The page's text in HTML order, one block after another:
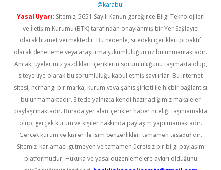
@karabul
Yasal Uyarı: Sitemiz, 5651 Sayılı Kanun gereğince Bilgi Teknolojileri
ve İletişim Kurumu (BTK) tarafından onaylanmış bir Yer Sağlayıcı
olarak hizmet vermektedir. Bu nedenle, sitedeki içerikleri proaktif
olarak denetleme veya araştırma yükümlülüğümüz bulunmamaktadır.
Ancak, üyelerimiz yazdıkları içeriklerin sorumluluğunu taşımakta olup,
siteye üye olarak bu sorumluluğu kabul etmiş sayılırlar. Bu internet
sitesi, herhangi bir marka, kurum veya şahıs şirketi ile hiçbir bağlantısı
bulunmamaktadır. Sitede yalnızca kendi hazırladığımız makaleler
paylaşılmaktadır. Burada yer alan içerikler haber niteliği taşımamakta
olup, gerçek kurum ve kişiler hakkında paylaşım yapılmamaktadır.
Gerçek kurum ve kişiler ile isim benzerlikleri tamamen tesadüfidir.
Sitemiz, kar amacı gütmeyen ve tamamen ücretsiz bir bilgi paylaşım
platformudur. Hukuka ve yasal düzenlemelere aykırı olduğunu